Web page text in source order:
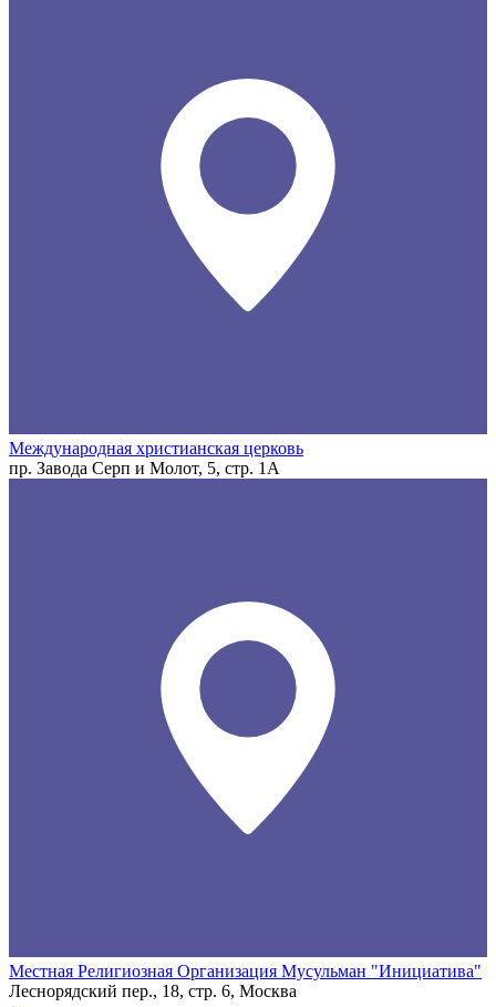
Международная христианская церковь
пр. Завода Серп и Молот, 5, стр. 1А
Местная Религиозная Организация Мусульман "Инициатива"
Леснорядский пер., 18, стр. 6, Москва